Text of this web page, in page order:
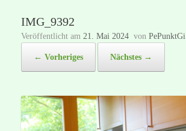
IMG_9392
Veröffentlicht am 21. Mai 2024 von PePunktGi
← Vorheriges Nächstes →